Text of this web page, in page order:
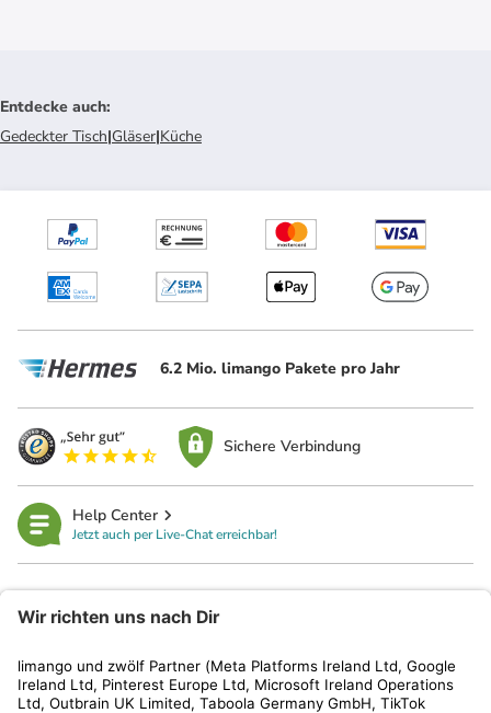
Entdecke auch:
Gedeckter Tisch|Gläser|Küche
6.2 Mio. limango Pakete pro Jahr
Sichere Verbindung
Help Center
Jetzt auch per Live-Chat erreichbar!
Kundenservice